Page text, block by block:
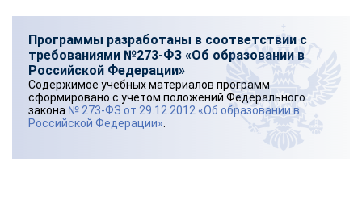
Программы разработаны в соответствии с
требованиями №273-ФЗ «Об образовании в
Российской Федерации»
Содержимое учебных материалов программ
сформировано с учетом положений Федерального
закона № 273-ФЗ от 29.12.2012 «Об образовании в
Российской Федерации»